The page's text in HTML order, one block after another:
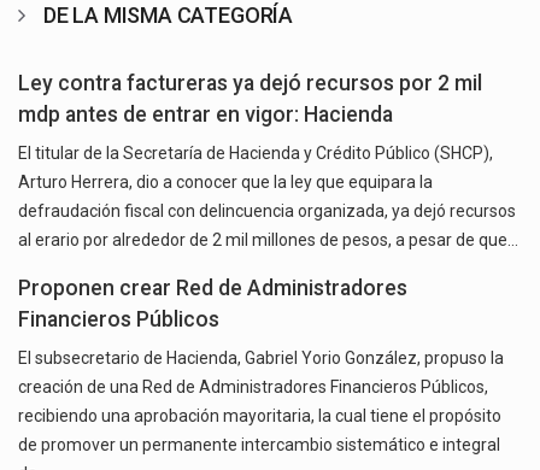
DE LA MISMA CATEGORÍA
Ley contra factureras ya dejó recursos por 2 mil
mdp antes de entrar en vigor: Hacienda
El titular de la Secretaría de Hacienda y Crédito Público (SHCP),
Arturo Herrera, dio a conocer que la ley que equipara la
defraudación fiscal con delincuencia organizada, ya dejó recursos
al erario por alrededor de 2 mil millones de pesos, a pesar de que…
Proponen crear Red de Administradores
Financieros Públicos
El subsecretario de Hacienda, Gabriel Yorio González, propuso la
creación de una Red de Administradores Financieros Públicos,
recibiendo una aprobación mayoritaria, la cual tiene el propósito
de promover un permanente intercambio sistemático e integral